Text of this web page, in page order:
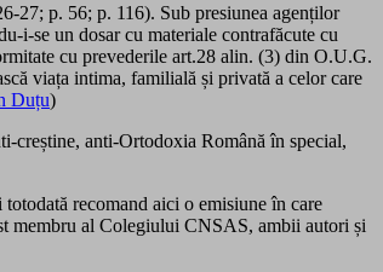
27; p. 56; p. 116). Sub presiunea agenților
i-se un dosar cu materiale contrafăcute cu
cu prevederile art.28 alin. (3) din O.U.G.
viața intima, familială și privată a celor care
Duțu)
creștine, anti-Ortodoxia Română în special,
recomand aici o emisiune în care
membru al Colegiului CNSAS, ambii autori și